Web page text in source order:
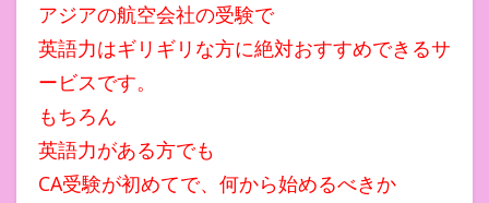
アジアの航空会社の受験で
英語力はギリギリな方に絶対おすすめできるサ
ービスです。
もちろん
英語力がある方でも
CA受験が初めてで、何から始めるべきか